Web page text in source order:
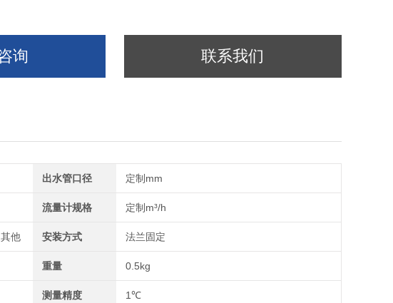
询 联系我们
出水管口径 定制mm
流量计规格 定制m³/h
他 安装方式 法兰固定
重量 0.5kg
测量精度 1℃